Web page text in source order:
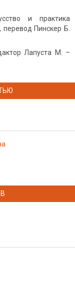
и практика
Пинскер Б.
Лапуста М. –